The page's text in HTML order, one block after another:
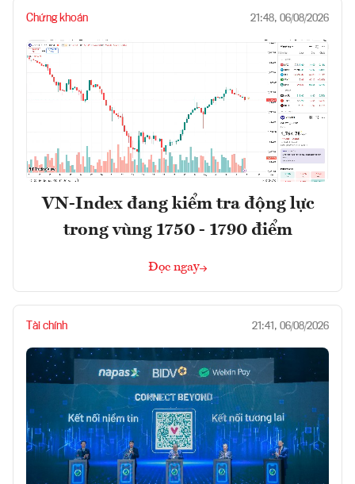
Chứng khoán 21:48, 06/08/2026
VN-Index đang kiểm tra động lực
trong vùng 1750 - 1790 điểm
Đọc ngay
Tài chính 21:41, 06/08/2026